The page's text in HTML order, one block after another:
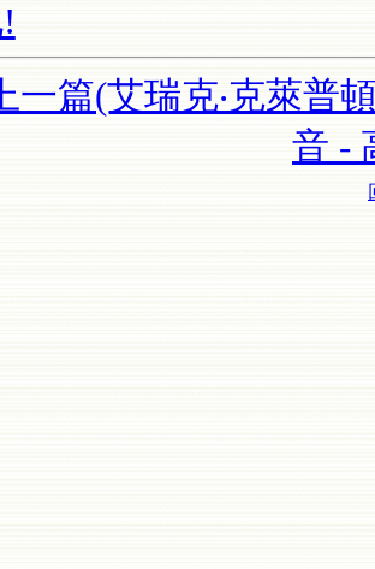
一篇(艾瑞克‧克萊普
音 -